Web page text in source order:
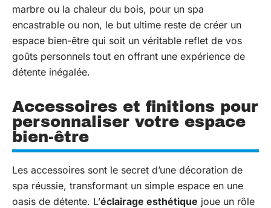
marbre ou la chaleur du bois, pour un spa
encastrable ou non, le but ultime reste de créer un
espace bien-être qui soit un véritable reflet de vos
goûts personnels tout en offrant une expérience de
détente inégalée.
Accessoires et finitions pour
personnaliser votre espace
bien-être
Les accessoires sont le secret d’une décoration de
spa réussie, transformant un simple espace en une
oasis de détente. L’éclairage esthétique joue un rôle